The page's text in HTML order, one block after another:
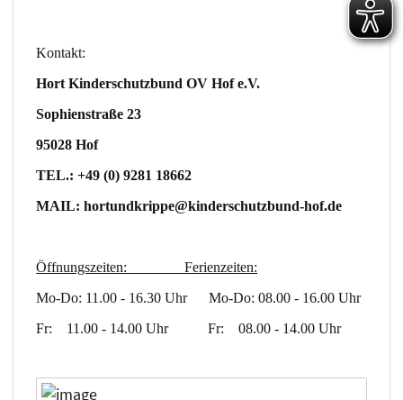
Kontakt:
Hort Kinderschutzbund OV Hof e.V.
Sophienstraße 23
95028 Hof
TEL.: +49 (0) 9281 18662
MAIL: hortundkrippe@kinderschutzbund-hof.de
Öffnungszeiten: Ferienzeiten:
Mo-Do: 11.00 - 16.30 Uhr Mo-Do: 08.00 - 16.00 Uhr
Fr: 11.00 - 14.00 Uhr Fr: 08.00 - 14.00 Uhr